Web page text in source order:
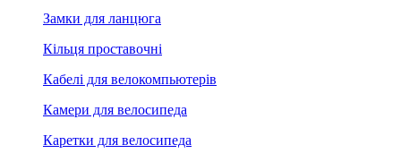
Замки для ланцюга
Кільця проставочні
Кабелі для велокомпьютерів
Камери для велосипеда
Каретки для велосипеда